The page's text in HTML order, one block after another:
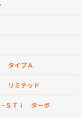
タイプＡ
リミテッド
−ＳＴｉ ターボ